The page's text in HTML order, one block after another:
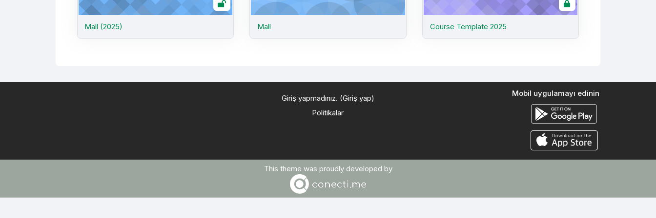
Mall (2025) Mall Course Template 2025
Giriş yapmadınız. (Giriş yap)
Politikalar
Mobil uygulamayı edinin
This theme was proudly developed by